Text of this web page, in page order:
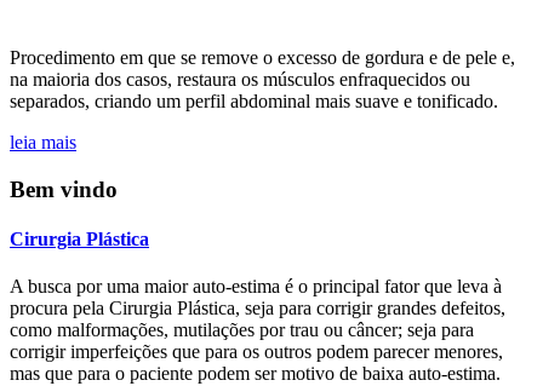
Procedimento em que se remove o excesso de gordura e de pele e,
na maioria dos casos, restaura os músculos enfraquecidos ou
separados, criando um perfil abdominal mais suave e tonificado.
leia mais
Bem vindo
Cirurgia Plástica
A busca por uma maior auto-estima é o principal fator que leva à
procura pela Cirurgia Plástica, seja para corrigir grandes defeitos,
como malformações, mutilações por trau ou câncer; seja para
corrigir imperfeições que para os outros podem parecer menores,
mas que para o paciente podem ser motivo de baixa auto-estima.